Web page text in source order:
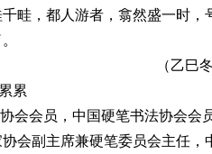
畦，都人游者，翕然盛一时，
（乙巳
累
会会员，中国硬笔书法协会会
会副主席兼硬笔委员会主任，